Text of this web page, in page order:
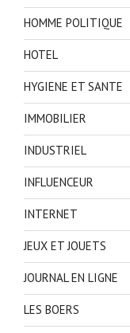
HOMME POLITIQUE
HOTEL
HYGIENE ET SANTE
IMMOBILIER
INDUSTRIEL
INFLUENCEUR
INTERNET
JEUX ET JOUETS
JOURNAL EN LIGNE
LES BOERS